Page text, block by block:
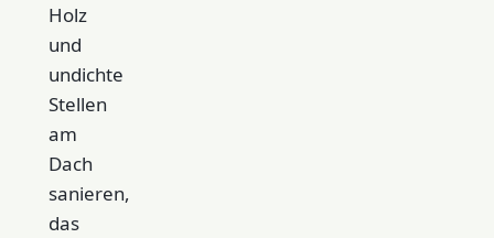
Holz
und
undichte
Stellen
am
Dach
sanieren,
das